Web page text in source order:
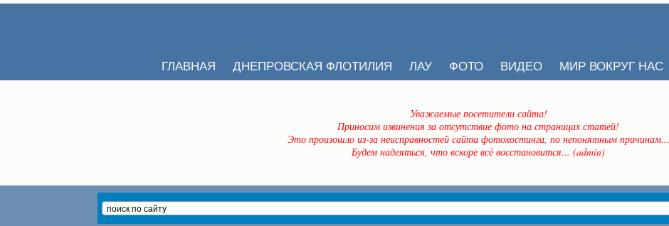
ГЛАВНАЯ ДНЕПРОВСКАЯ ФЛОТИЛИЯ ЛАУ ФОТО ВИДЕО МИР ВОКРУГ НАС
Уважаемые посетители сайта!
Приносим извинения за отсутствие фото на страницах статей!
Это произошло из-за неисправностей сайта фотохостинга, по непонятным причинам...
Будем надеяться, что вскоре всё восстановится... (admin)